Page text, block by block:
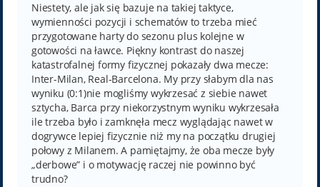
Niestety, ale jak się bazuje na takiej taktyce,
wymienności pozycji i schematów to trzeba mieć
przygotowane harty do sezonu plus kolejne w
gotowości na ławce. Piękny kontrast do naszej
katastrofalnej formy fizycznej pokazały dwa mecze:
Inter-Milan, Real-Barcelona. My przy słabym dla nas
wyniku (0:1)nie mogliśmy wykrzesać z siebie nawet
sztycha, Barca przy niekorzystnym wyniku wykrzesała
ile trzeba było i zamknęła mecz wyglądając nawet w
dogrywce lepiej fizycznie niż my na początku drugiej
połowy z Milanem. A pamiętajmy, że oba mecze były
„derbowe” i o motywację raczej nie powinno być
trudno?